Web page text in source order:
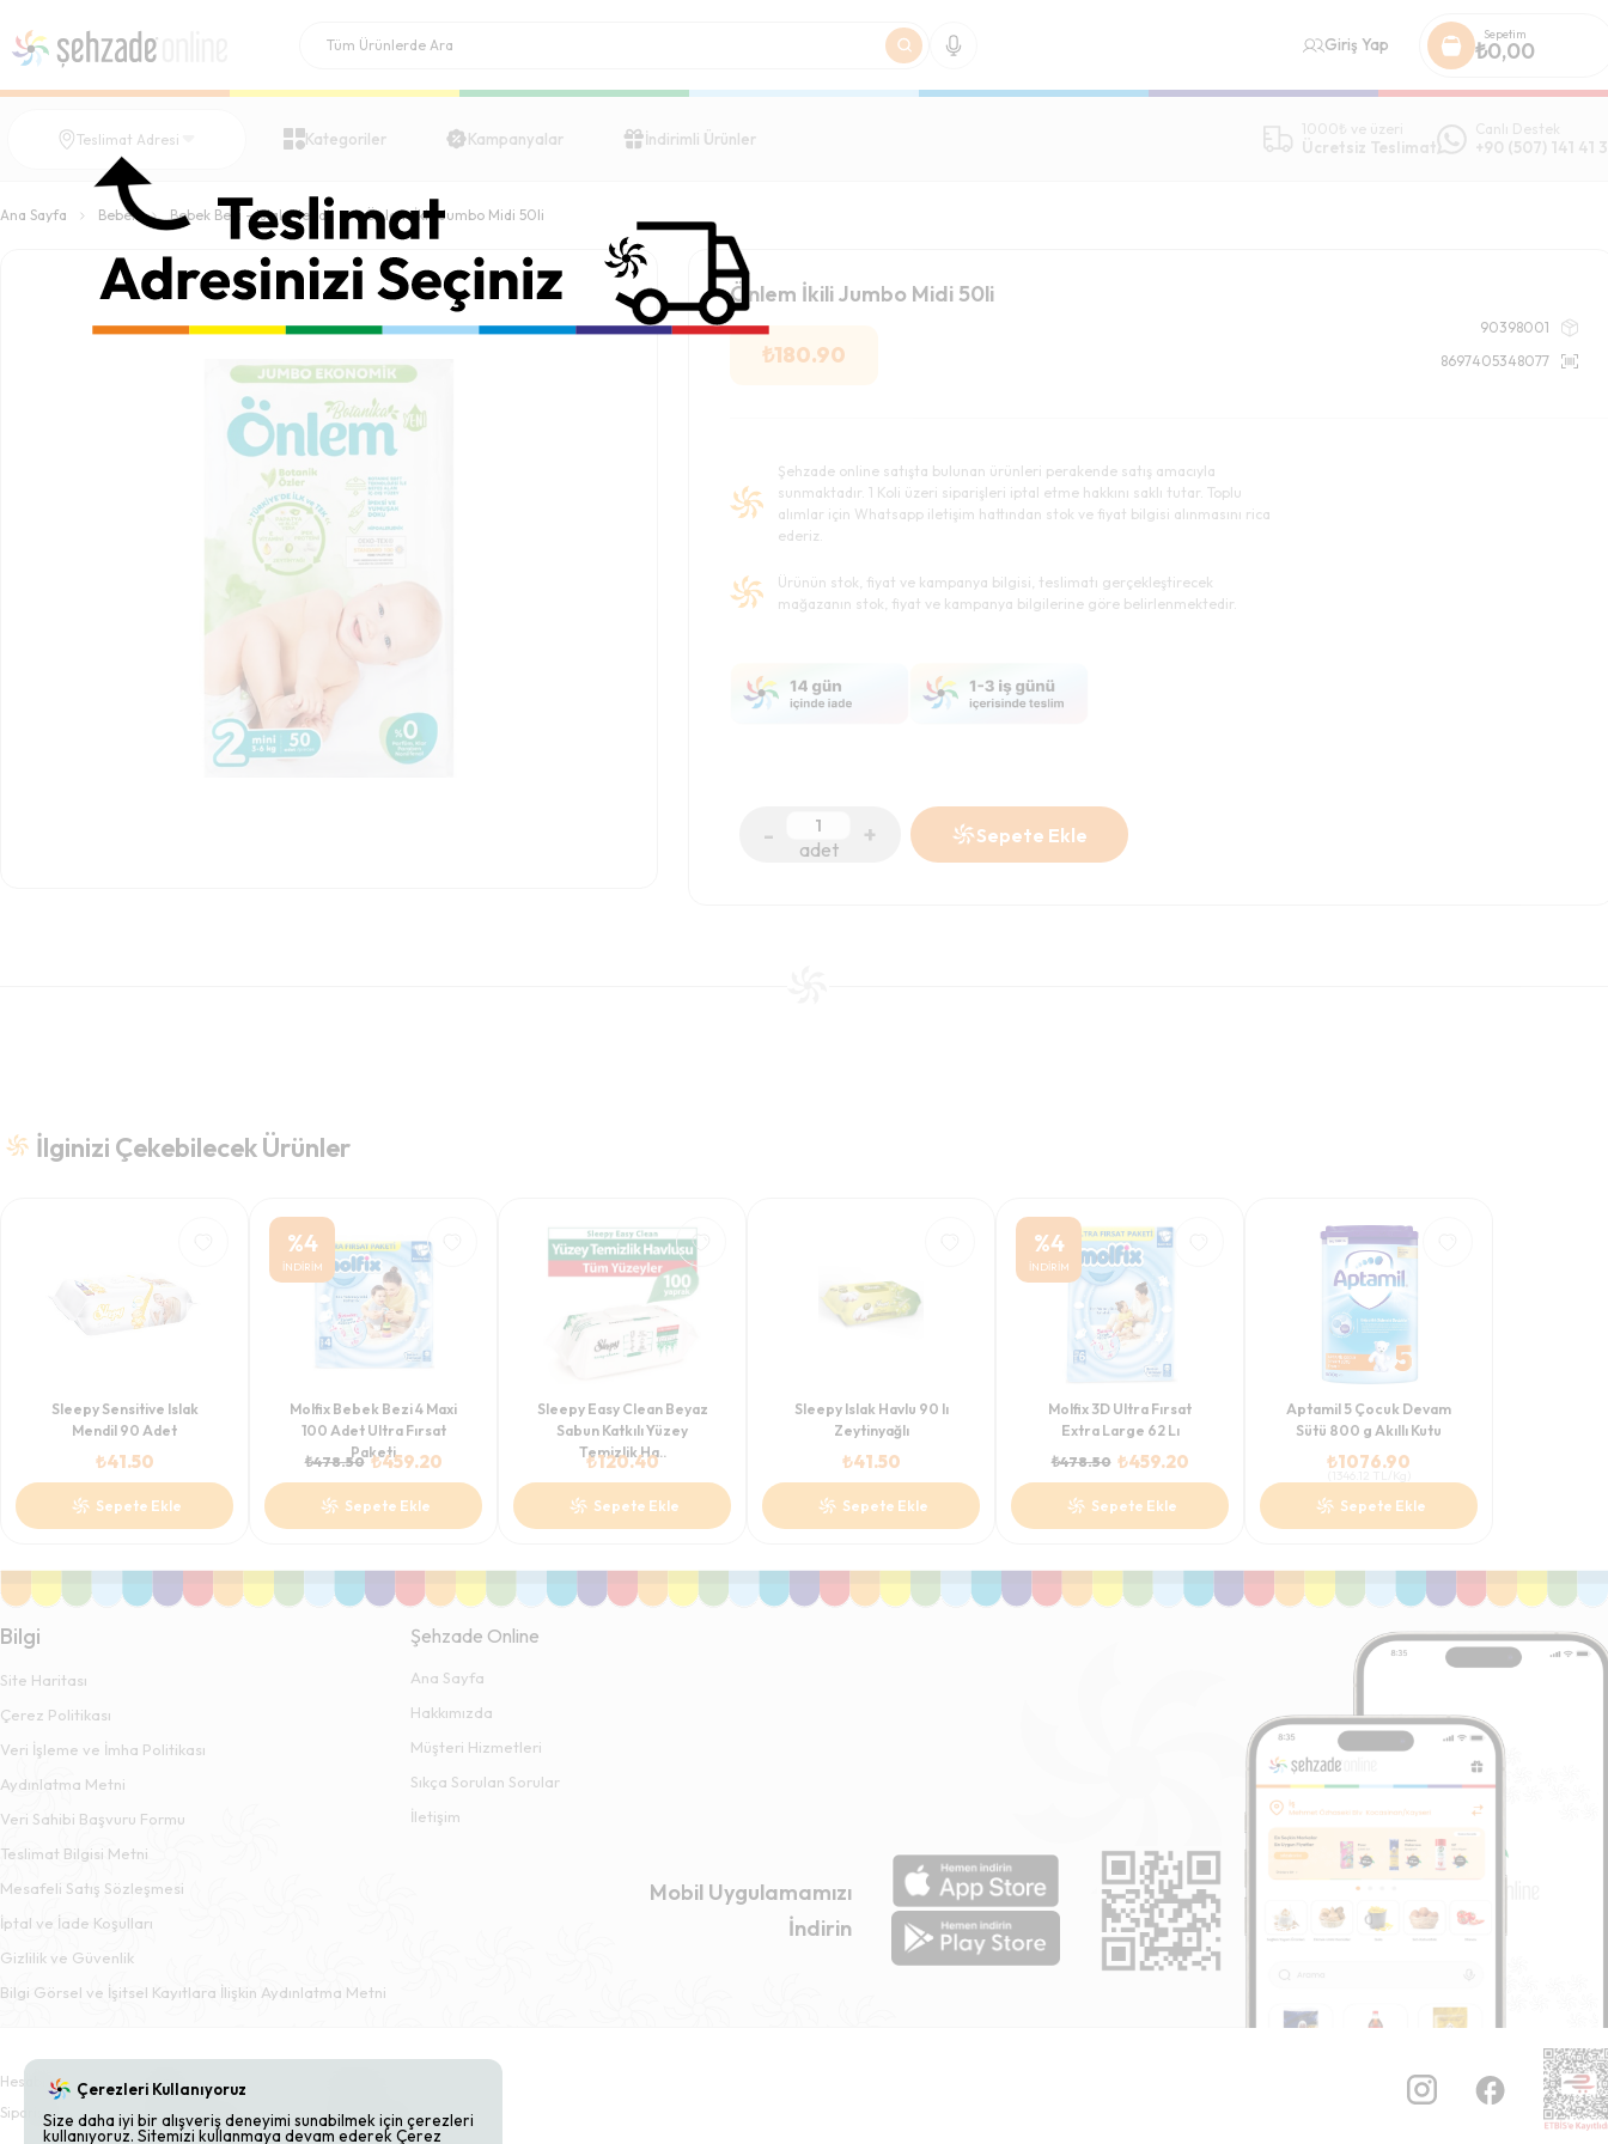
Giriş Yap
Sepetim
₺0,00
Teslimat Adresi Kategoriler Kampanyalar İndirimli Ürünler 1000₺ ve üzeri
Ücretsiz Teslimat
Canlı Destek
+90 (507) 141 41
Ana Sayfa Bebek Bebek Bezi - Islak Mendil Önlem İkili Jumbo Midi 50li
Önlem İkili Jumbo Midi 50li
₺180.90
90398001
8697405348077
Şehzade online satışta bulunan ürünleri perakende satış amacıyla
sunmaktadır. 1 Koli üzeri siparişleri iptal etme hakkını saklı tutar. Toplu
alımlar için Whatsapp iletişim hattından stok ve fiyat bilgisi alınmasını rica
ederiz.
Ürünün stok, fiyat ve kampanya bilgisi, teslimatı gerçekleştirecek
mağazanın stok, fiyat ve kampanya bilgilerine göre belirlenmektedir.
- adet + Sepete Ekle
İlginizi Çekebilecek Ürünler
Sleepy Sensitive Islak
Mendil 90 Adet
₺41.50
Sepete Ekle
%4
İNDİRİM
Molfix Bebek Bezi 4 Maxi
100 Adet Ultra Fırsat
Paketi
₺478.50 ₺459.20
Sepete Ekle
Sleepy Easy Clean Beyaz
Sabun Katkılı Yüzey
Temizlik Ha..
₺120.40
Sepete Ekle
Sleepy Islak Havlu 90 lı
Zeytinyağlı
₺41.50
Sepete Ekle
%4
İNDİRİM
Molfix 3D Ultra Fırsat
Extra Large 62 Lı
₺478.50 ₺459.20
Sepete Ekle
Aptamil 5 Çocuk Devam
Sütü 800 g Akıllı Kutu
₺1076.90
Sepete Ekle
Bilgi
Site Haritası
Çerez Politikası
Veri İşleme ve İmha Politikası
Aydınlatma Metni
Veri Sahibi Başvuru Formu
Teslimat Bilgisi Metni
Mesafeli Satış Sözleşmesi
İptal ve İade Koşulları
Gizlilik ve Güvenlik
Bilgi Görsel ve İşitsel Kayıtlara İlişkin Aydınlatma Metni
Şehzade Online
Ana Sayfa
Hakkımızda
Müşteri Hizmetleri
Sıkça Sorulan Sorular
İletişim
Mobil Uygulamamızı
İndirin
Hesabım
Siparişler
Sepet
Beğendiklerim
Bildirimlerim
Çerezleri Kullanıyoruz
Size daha iyi bir alışveriş deneyimi sunabilmek için çerezleri
kullanıyoruz. Sitemizi kullanmaya devam ederek Çerez